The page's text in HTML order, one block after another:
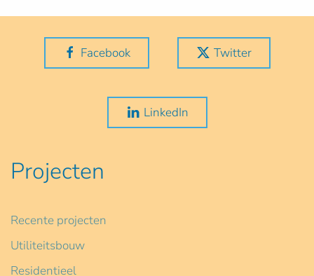
Facebook Twitter
LinkedIn
Projecten
Recente projecten
Utiliteitsbouw
Residentieel